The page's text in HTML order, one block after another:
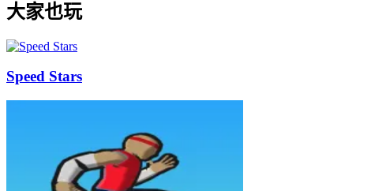
大家也玩
Speed Stars